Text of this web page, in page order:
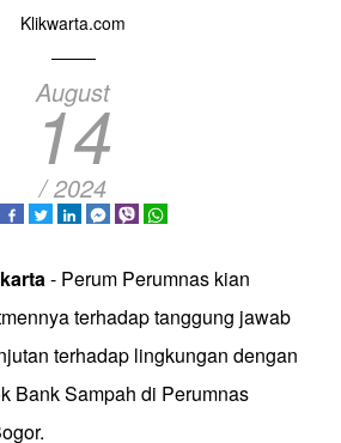
Klikwarta.com
August
14
/ 2024
- Perum Perumnas kian
terhadap tanggung jawab
terhadap lingkungan dengan
Bank Sampah di Perumnas